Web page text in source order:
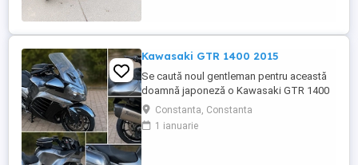
Kawasaki GTR 1400 2015
Se caută noul gentleman pentru această
doamnă japoneză o Kawasaki GTR 1400
care încă întoarce priviri și iubește
kilometrii. A fost răsfățată, întreținută la
timp și tratată cu respect. O dau doar
Constanta, Constanta
1 ianuarie